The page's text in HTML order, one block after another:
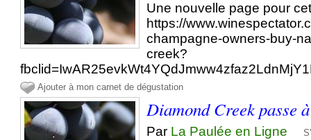
Une nouvelle page pour
https://
champagne-owners-buy-
creek?
Ajouter à mon carnet de dégustation
Diamond Creek passe
Par La Paulée en Ligne